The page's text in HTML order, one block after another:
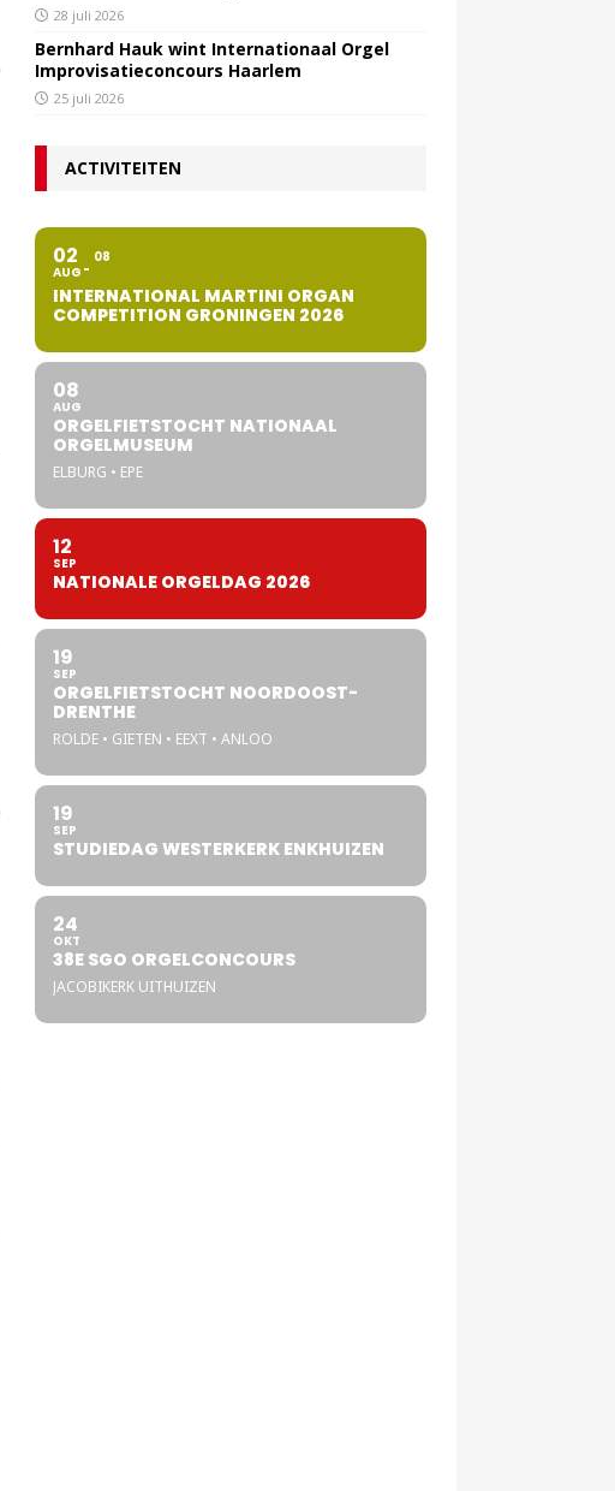
28 juli 2026
Bernhard Hauk wint Internationaal Orgel
Improvisatieconcours Haarlem
25 juli 2026
ACTIVITEITEN
02
AUG
08
INTERNATIONAL MARTINI ORGAN
COMPETITION GRONINGEN 2026
08
AUG
ORGELFIETSTOCHT NATIONAAL
ORGELMUSEUM
ELBURG • EPE
12
SEP
NATIONALE ORGELDAG 2026
19
SEP
ORGELFIETSTOCHT NOORDOOST-
DRENTHE
ROLDE • GIETEN • EEXT • ANLOO
19
SEP
STUDIEDAG WESTERKERK ENKHUIZEN
24
OKT
38E SGO ORGELCONCOURS
JACOBIKERK UITHUIZEN